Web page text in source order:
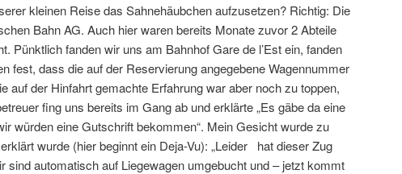
kleinen Reise das Sahnehäubchen aufzusetzen? Richtig: Die
Bahn AG. Auch hier waren bereits Monate zuvor 2 Abteile
Pünktlich fanden wir uns am Bahnhof Gare de l’Est ein, fanden
fest, dass die auf der Reservierung angegebene Wagennummer
auf der Hinfahrt gemachte Erfahrung war aber noch zu toppen,
fing uns bereits im Gang ab und erklärte „Es gäbe da eine
würden eine Gutschrift bekommen“. Mein Gesicht wurde zu
wurde (hier beginnt ein Deja-Vu): „Leider hat dieser Zug
sind automatisch auf Liegewagen umgebucht und – jetzt kommt